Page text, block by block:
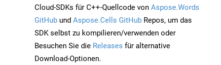
Cloud-SDKs für C++-Quellcode von Aspose.Words
GitHub und Aspose.Cells GitHub Repos, um das
SDK selbst zu kompilieren/verwenden oder
Besuchen Sie die Releases für alternative
Download-Optionen.